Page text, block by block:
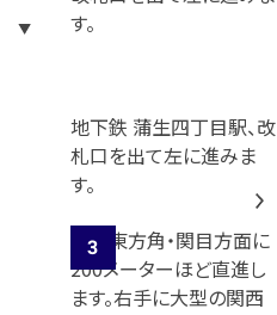
地下鉄 蒲生四丁目駅、改
札口を出て左に進みま
す。